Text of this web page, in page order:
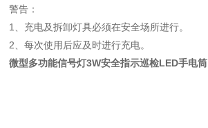
警告：
1、充电及拆卸灯具必须在安全场所进行。
2、每次使用后应及时进行充电。
微型多功能信号灯3W安全指示巡检LED手电筒